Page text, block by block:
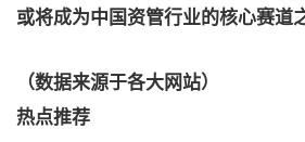
或将成为中国资管行业的核心赛道
（数据来源于各大网站）
热点推荐